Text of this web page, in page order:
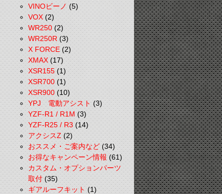
VINOビーノ(5)
VOX(2)
WR250(2)
WR250R(3)
X FORCE(2)
XMAX(17)
XSR155(1)
XSR700(1)
XSR900(10)
YPJ 電動アシスト(3)
YZF-R1 / R1M(3)
YZF-R25 / R3(14)
アクシスZ(2)
おススメ・ご案内など(34)
お得なキャンペーン情報(61)
カスタム・オプションパーツ
取付(35)
ギアルーフキット(1)